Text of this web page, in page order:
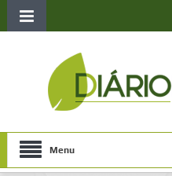
Menu